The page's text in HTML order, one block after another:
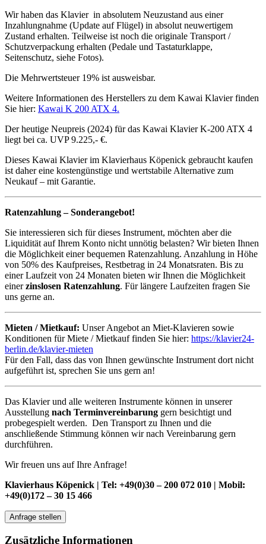
Wir haben das Klavier in absolutem Neuzustand aus einer
Inzahlungnahme (Update auf Flügel) in absolut neuwertigem
Zustand erhalten. Teilweise ist noch die originale Transport /
Schutzverpackung erhalten (Pedale und Tastaturklappe,
Seitenschutz, siehe Fotos).
Die Mehrwertsteuer 19% ist ausweisbar.
Weitere Informationen des Herstellers zu dem Kawai Klavier finden
Sie hier: Kawai K 200 ATX 4.
Der heutige Neupreis (2024) für das Kawai Klavier K-200 ATX 4
liegt bei ca. UVP9.225,- €.
Dieses Kawai Klavier im Klavierhaus Köpenick gebraucht kaufen
ist daher eine kostengünstige und wertstabile Alternative zum
Neukauf – mit Garantie.
Ratenzahlung – Sonderangebot!
Sie interessieren sich für dieses Instrument, möchten aber die
Liquidität auf Ihrem Konto nicht unnötig belasten? Wir bieten Ihnen
die Möglichkeit einer bequemen Ratenzahlung. Anzahlung in Höhe
von 50% des Kaufpreises, Restbetrag in 24 Monatsraten. Bis zu
einer Laufzeit von 24 Monaten bieten wir Ihnen die Möglichkeit
einerzinslosen Ratenzahlung. Für längere Laufzeiten fragen Sie
uns gerne an.
Mieten / Mietkauf: Unser Angebot an Miet-Klavieren sowie
Konditionen für Miete / Mietkauf finden Sie hier: https://klavier24-
berlin.de/klavier-mieten
Für den Fall, dass das von Ihnen gewünschte Instrument dort nicht
aufgeführt ist, sprechen Sie uns gern an!
Das Klavier und alle weiteren Instrumente können in unserer
Ausstellung nach Terminvereinbarung gern besichtigt und
probegespielt werden. Den Transport zu Ihnen und die
anschließende Stimmung können wir nach Vereinbarung gern
durchführen.
Wir freuen uns auf Ihre Anfrage!
Klavierhaus Köpenick | Tel: +49(0)30 – 200 072 010 | Mobil:
+49(0)172 – 30 15 466
Anfrage stellen
Zusätzliche Informationen